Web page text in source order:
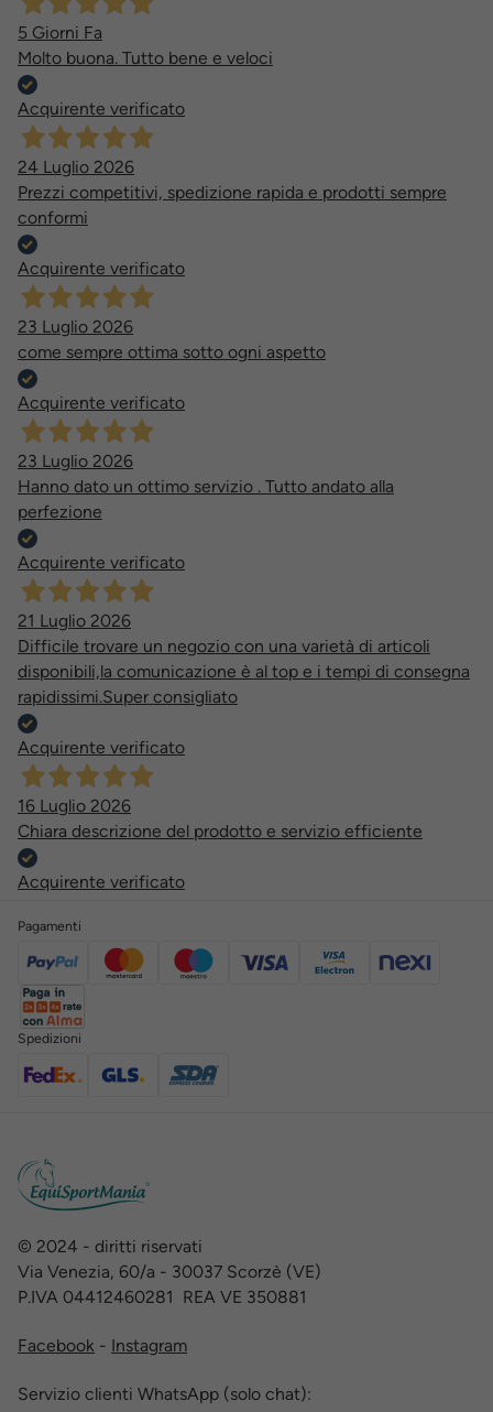
5 Giorni Fa
Molto buona. Tutto bene e veloci
Acquirente verificato
24 Luglio 2026
Prezzi competitivi, spedizione rapida e prodotti sempre
conformi
Acquirente verificato
23 Luglio 2026
come sempre ottima sotto ogni aspetto
Acquirente verificato
23 Luglio 2026
Hanno dato un ottimo servizio . Tutto andato alla
perfezione
Acquirente verificato
21 Luglio 2026
Difficile trovare un negozio con una varietà di articoli
disponibili,la comunicazione è al top e i tempi di consegna
rapidissimi.Super consigliato
Acquirente verificato
16 Luglio 2026
Chiara descrizione del prodotto e servizio efficiente
Acquirente verificato
Pagamenti
Spedizioni
© 2024 - diritti riservati
Via Venezia, 60/a - 30037 Scorzè (VE)
P.IVA 04412460281 REA VE 350881
Facebook - Instagram
Servizio clienti WhatsApp (solo chat):